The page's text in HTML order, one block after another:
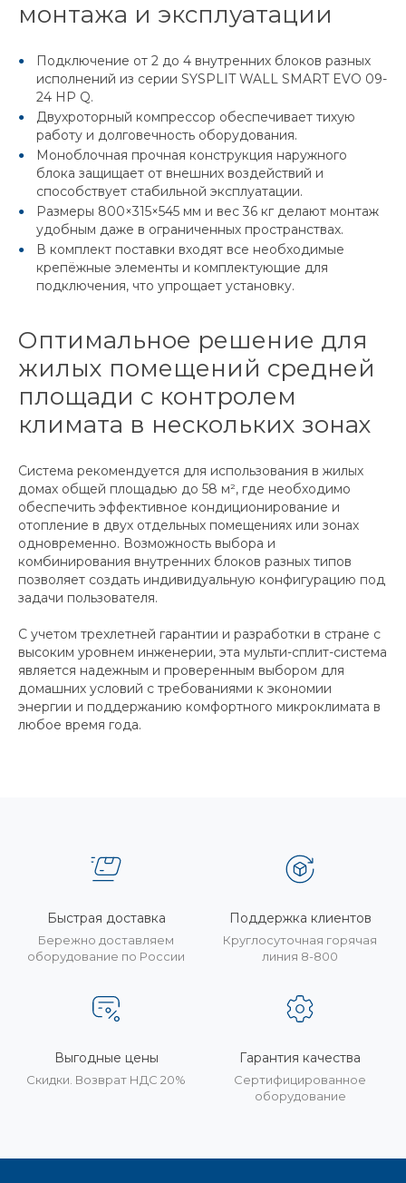
монтажа и эксплуатации
Подключение от 2 до 4 внутренних блоков разных
исполнений из серии SYSPLIT WALL SMART EVO 09-
24 HP Q.
Двухроторный компрессор обеспечивает тихую
работу и долговечность оборудования.
Моноблочная прочная конструкция наружного
блока защищает от внешних воздействий и
способствует стабильной эксплуатации.
Размеры 800×315×545 мм и вес 36 кг делают монтаж
удобным даже в ограниченных пространствах.
В комплект поставки входят все необходимые
крепёжные элементы и комплектующие для
подключения, что упрощает установку.
Оптимальное решение для
жилых помещений средней
площади с контролем
климата в нескольких зонах
Система рекомендуется для использования в жилых
домах общей площадью до 58 м², где необходимо
обеспечить эффективное кондиционирование и
отопление в двух отдельных помещениях или зонах
одновременно. Возможность выбора и
комбинирования внутренних блоков разных типов
позволяет создать индивидуальную конфигурацию под
задачи пользователя.
С учетом трехлетней гарантии и разработки в стране с
высоким уровнем инженерии, эта мульти-сплит-система
является надежным и проверенным выбором для
домашних условий с требованиями к экономии
энергии и поддержанию комфортного микроклимата в
любое время года.
Быстрая доставка
Бережно доставляем
оборудование по России
Поддержка клиентов
Круглосуточная горячая
линия 8-800
Выгодные цены
Скидки. Возврат НДС 20%
Гарантия качества
Сертифицированное
оборудование